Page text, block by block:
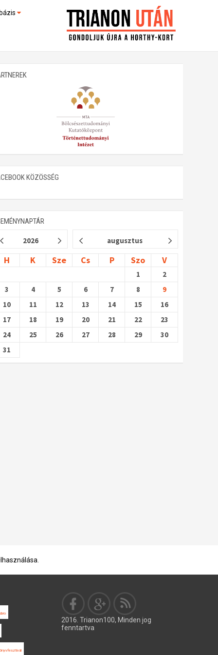
(feltöltés alatt)
KÖZÖSSÉG
2026 augusztus
H K Sze Cs P Szo V
1
2
3
4 5 6 7 8
9
10
11 12 13 14 15
16
17
18 19 20 21 22
23
24
25 26 27 28 29
30
31
2016. Trianon100, Minden jog
fenntartva